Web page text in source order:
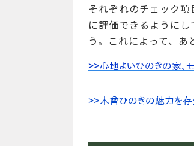
それぞれのチェック
に評価できるように
う。これによって、あ